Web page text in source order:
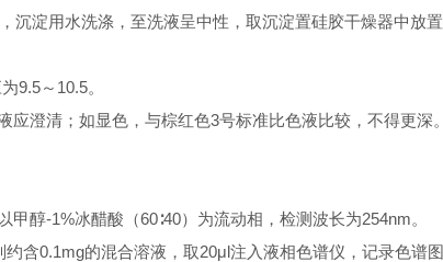
沉淀用水洗涤，至洗液呈中性，取沉淀置硅胶干燥器中放置
9.5～ 10.5。
应澄清；如显色，与棕红色3号标准比色液比较，不得更深
甲醇-1%冰醋酸（60∶40）为流动相，检测波长为254nm。
约含0.1mg的混合溶液，取20μl注入液相色谱仪，记录色谱